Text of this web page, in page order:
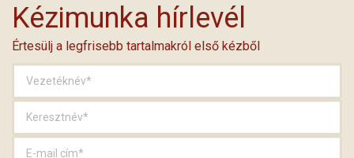
Kézimunka hírlevél
Értesülj a legfrisebb tartalmakról első kézből